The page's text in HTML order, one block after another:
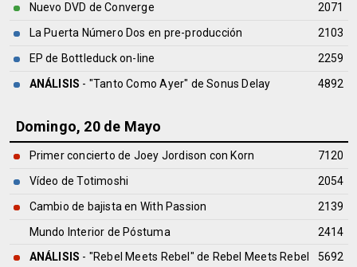
Nuevo DVD de Converge
2071
La Puerta Número Dos en pre-producción
2103
EP de Bottleduck on-line
2259
ANÁLISIS - "Tanto Como Ayer" deSonus Delay 4892
Domingo, 20 de Mayo
Primer concierto de Joey Jordison con Korn
7120
Vídeo de Totimoshi
2054
Cambio de bajista en With Passion
2139
Mundo Interior de Póstuma
2414
ANÁLISIS - "Rebel Meets Rebel" de Rebel Meets Rebel 5692